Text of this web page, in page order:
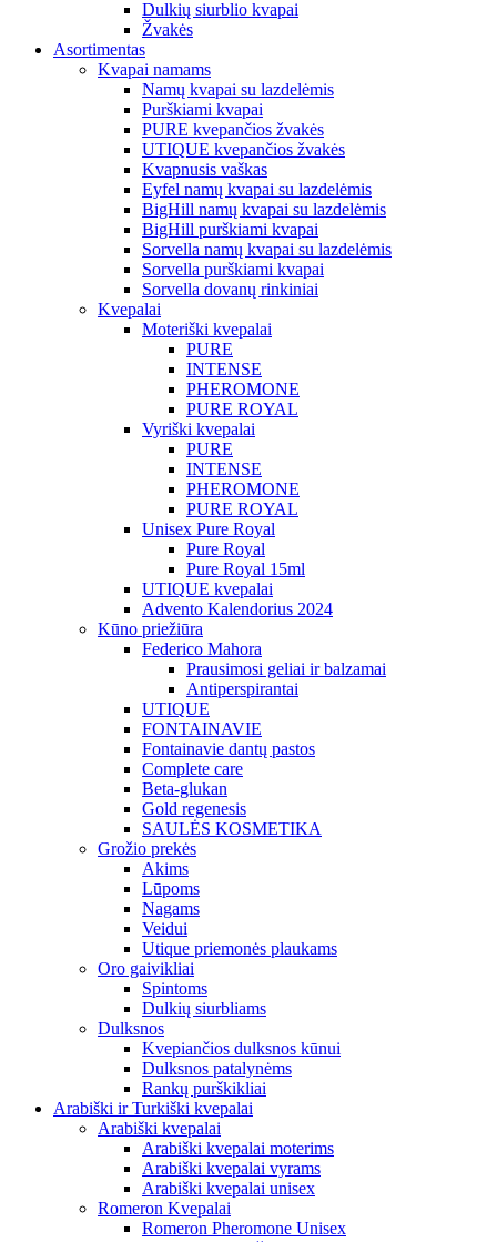
Dulkių siurblio kvapai
Žvakės
Asortimentas
Kvapai namams
Namų kvapai su lazdelėmis
Purškiami kvapai
PURE kvepančios žvakės
UTIQUE kvepančios žvakės
Kvapnusis vaškas
Eyfel namų kvapai su lazdelėmis
BigHill namų kvapai su lazdelėmis
BigHill purškiami kvapai
Sorvella namų kvapai su lazdelėmis
Sorvella purškiami kvapai
Sorvella dovanų rinkiniai
Kvepalai
Moteriški kvepalai
PURE
INTENSE
PHEROMONE
PURE ROYAL
Vyriški kvepalai
PURE
INTENSE
PHEROMONE
PURE ROYAL
Unisex Pure Royal
Pure Royal
Pure Royal 15ml
UTIQUE kvepalai
Advento Kalendorius 2024
Kūno priežiūra
Federico Mahora
Prausimosi geliai ir balzamai
Antiperspirantai
UTIQUE
FONTAINAVIE
Fontainavie dantų pastos
Complete care
Beta-glukan
Gold regenesis
SAULĖS KOSMETIKA
Grožio prekės
Akims
Lūpoms
Nagams
Veidui
Utique priemonės plaukams
Oro gaivikliai
Spintoms
Dulkių siurbliams
Dulksnos
Kvepiančios dulksnos kūnui
Dulksnos patalynėms
Rankų purškikliai
Arabiški ir Turkiški kvepalai
Arabiški kvepalai
Arabiški kvepalai moterims
Arabiški kvepalai vyrams
Arabiški kvepalai unisex
Romeron Kvepalai
Romeron Pheromone Unisex